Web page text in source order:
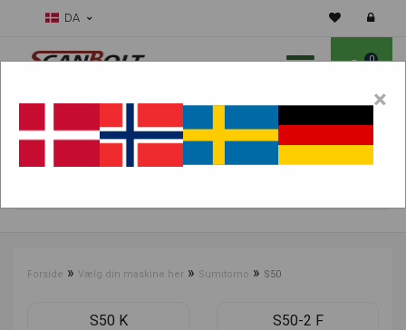
DA
0
Forside » Vælg din maskine her » Sumitomo » S50
S50 K S50-2 F
×